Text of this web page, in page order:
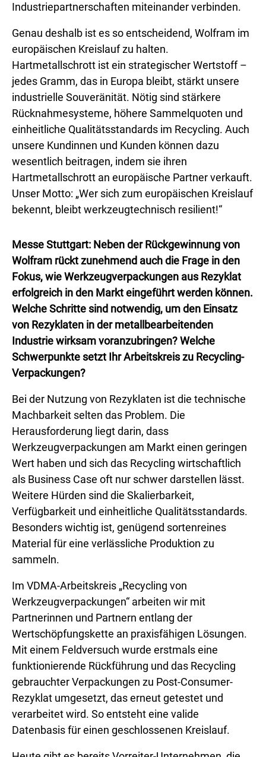
Industriepartnerschaften miteinander verbinden.
Genau deshalb ist es so entscheidend, Wolfram im
europäischen Kreislauf zu halten.
Hartmetallschrott ist ein strategischer Wertstoff –
jedes Gramm, das in Europa bleibt, stärkt unsere
industrielle Souveränität. Nötig sind stärkere
Rücknahmesysteme, höhere Sammelquoten und
einheitliche Qualitätsstandards im Recycling. Auch
unsere Kundinnen und Kunden können dazu
wesentlich beitragen, indem sie ihren
Hartmetallschrott an europäische Partner verkauft.
Unser Motto: „Wer sich zum europäischen Kreislauf
bekennt, bleibt werkzeugtechnisch resilient!“
Messe Stuttgart: Neben der Rückgewinnung von
Wolfram rückt zunehmend auch die Frage in den
Fokus, wie Werkzeugverpackungen aus Rezyklat
erfolgreich in den Markt eingeführt werden können.
Welche Schritte sind notwendig, um den Einsatz
von Rezyklaten in der metallbearbeitenden
Industrie wirksam voranzubringen? Welche
Schwerpunkte setzt Ihr Arbeitskreis zu Recycling-
Verpackungen?
Bei der Nutzung von Rezyklaten ist die technische
Machbarkeit selten das Problem. Die
Herausforderung liegt darin, dass
Werkzeugverpackungen am Markt einen geringen
Wert haben und sich das Recycling wirtschaftlich
als Business Case oft nur schwer darstellen lässt.
Weitere Hürden sind die Skalierbarkeit,
Verfügbarkeit und einheitliche Qualitätsstandards.
Besonders wichtig ist, genügend sortenreines
Material für eine verlässliche Produktion zu
sammeln.
Im VDMA-Arbeitskreis „Recycling von
Werkzeugverpackungen“ arbeiten wir mit
Partnerinnen und Partnern entlang der
Wertschöpfungskette an praxisfähigen Lösungen.
Mit einem Feldversuch wurde erstmals eine
funktionierende Rückführung und das Recycling
gebrauchter Verpackungen zu Post-Consumer-
Rezyklat umgesetzt, das erneut getestet und
verarbeitet wird. So entsteht eine valide
Datenbasis für einen geschlossenen Kreislauf.